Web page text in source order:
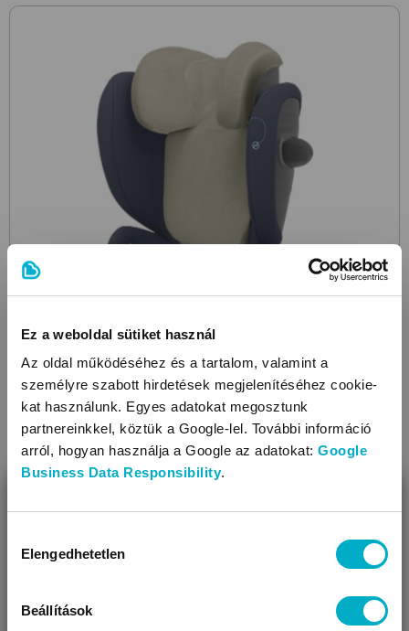
Ez a weboldal sütiket használ
Az oldal működéséhez és a tartalom, valamint a
személyre szabott hirdetések megjelenítéséhez cookie-
kat használunk. Egyes adatokat megosztunk
partnereinkkel, köztük a Google-lel. További információ
arról, hogyan használja a Google az adatokat: Google
Business Data Responsibility.
kiválasztása
Elengedhetetlen
Beállítások
CYBEX
Summer Cover Solution G/Pallas G Beige gyerekülés
nyári huzat
23 490 Ft
Még 1 színben
Úgy látjuk, most jársz nálunk először!